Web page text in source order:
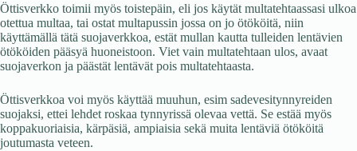
Öttisverkko toimii myös toistepäin, eli jos käytät multatehtaassasi ulkoa
otettua multaa, tai ostat multapussin jossa on jo ötököitä, niin
käyttämällä tätä suojaverkkoa, estät mullan kautta tulleiden lentävien
ötököiden pääsyä huoneistoon. Viet vain multatehtaan ulos, avaat
suojaverkon ja päästät lentävät pois multatehtaasta.
Öttisverkkoa voi myös käyttää muuhun, esim sadevesitynnyreiden
suojaksi, ettei lehdet roskaa tynnyrissä olevaa vettä. Se estää myös
koppakuoriaisia, kärpäsiä, ampiaisia sekä muita lentäviä ötököitä
joutumasta veteen.